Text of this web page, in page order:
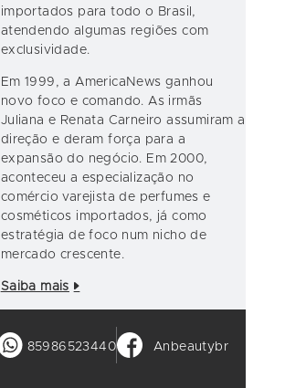
importados para todo o Brasil,
atendendo algumas regiões com
exclusividade.
Em 1999, a AmericaNews ganhou
novo foco e comando. As irmãs
Juliana e Renata Carneiro assumiram a
direção e deram força para a
expansão do negócio. Em 2000,
aconteceu a especialização no
comércio varejista de perfumes e
cosméticos importados, já como
estratégia de foco num nicho de
mercado crescente.
Saiba mais
85986523440 Anbeautybr